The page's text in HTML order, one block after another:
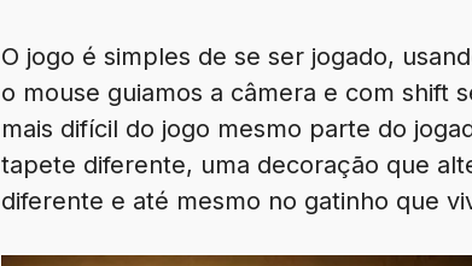
O jogo é simples de se ser jogado,
o mouse guiamos a câmera e com shift
mais difícil do jogo mesmo parte do
tapete diferente, uma decoração que
diferente e até mesmo no gatinho que